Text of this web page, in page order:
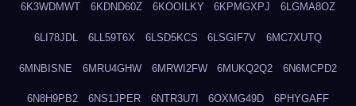
6K3WDMWT 6KDND60Z 6KOOILKY 6KPMGXPJ 6LGMA8OZ
6LI78JDL 6LL59T6X 6LSD5KCS 6LSGIF7V 6MC7XUTQ
6MNBISNE 6MRU4GHW 6MRWI2FW 6MUKQ2Q2 6N6MCPD2
6N8H9PB2 6NS1JPER 6NTR3U7I 6OXMG49D 6PHYGAFF